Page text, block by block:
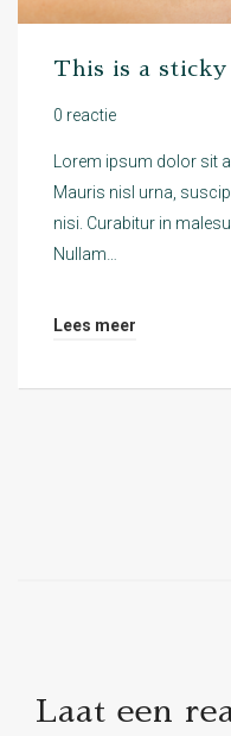
This is a sticky
0 reactie
Lorem ipsum dolor sit
Mauris nisl urna,
nisi. Curabitur in
Nullam…
Lees meer
Laat een